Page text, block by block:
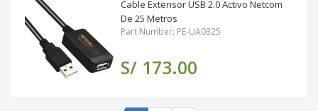
Cable Extensor USB 2.0 Activo Netcom
De 25 Metros
Part Number: PE-UA0325
S/ 173.00